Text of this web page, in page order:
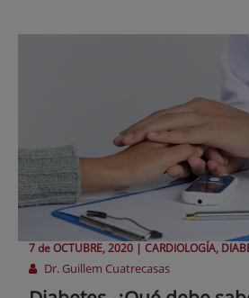
7 deOCTUBRE, 2020 | CARDIOLOGÍA,
Dr. Guillem Cuatrecasas